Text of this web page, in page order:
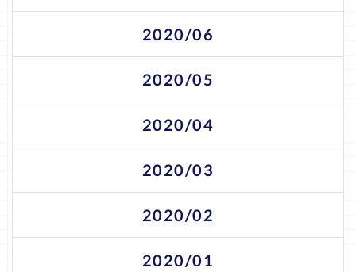
2020/06
2020/05
2020/04
2020/03
2020/02
2020/01